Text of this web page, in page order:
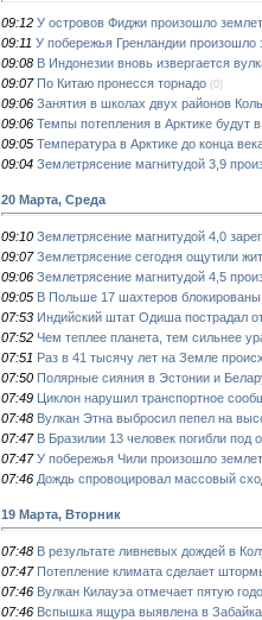
09:12 У островов Фиджи произошло
09:11 У побережья Гренландии произошло
09:08 В Индонезии вновь извергается
09:07 По Китаю пронесся торнадо (0)
09:06 Занятия в школах двух районов
09:06 Темпы потепления в Арктике
09:05 Температура в Арктике до конца
09:04 Землетрясение магнитудой 3,9
20 Марта, Среда
09:10 Землетрясение магнитудой 4,0
09:07 Землетрясение сегодня ощутили
09:06 Землетрясение магнитудой 4,5
09:05 В Польше 17 шахтеров
07:53 Индийский штат Одиша пострадал
07:52 Чем теплее планета, тем сильнее
07:51 Раз в 41 тысячу лет на Земле
07:50 Полярные сияния в Эстонии и
07:49 Циклон нарушил транспортное
07:48 Вулкан Этна выбросил пепел на
07:47 В Бразилии 13 человек погибли под
07:47 У побережья Чили произошло
07:46 Дождь спровоцировал массовый
19 Марта, Вторник
07:48 В результате ливневых дождей в
07:47 Потепление климата сделает
07:46 Вулкан Килауэа отмечает пятую
07:46 Вспышка ящура выявлена в